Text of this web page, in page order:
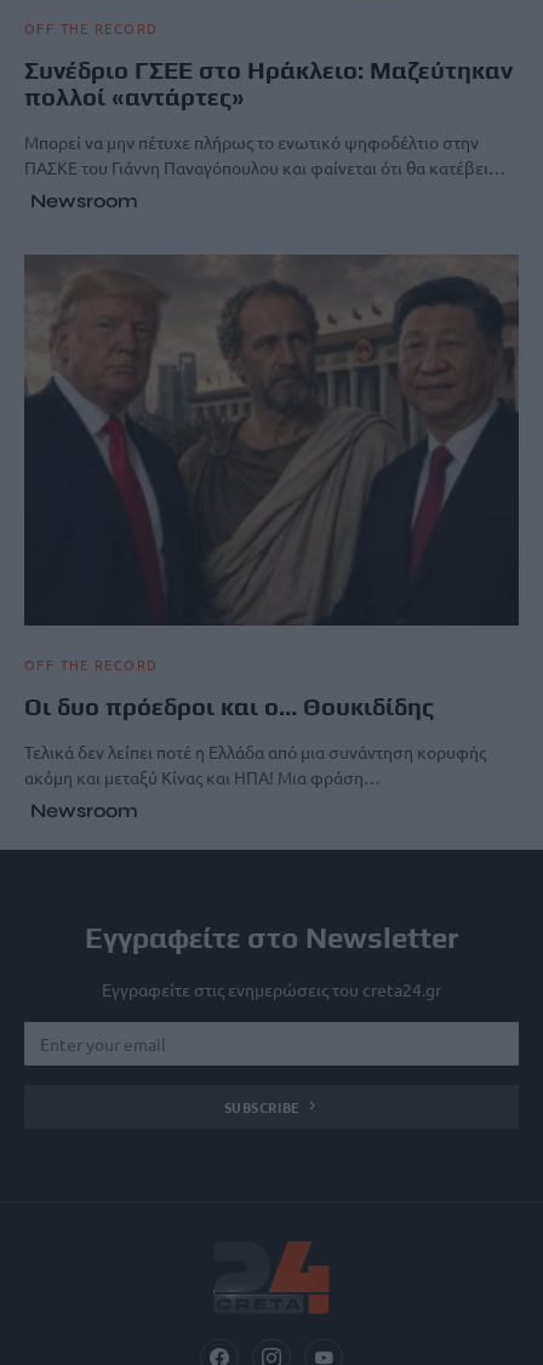
OFF THE RECORD
Συνέδριο ΓΣΕΕ στο Ηράκλειο: Μαζεύτηκαν
πολλοί «αντάρτες»
Μπορεί να μην πέτυχε πλήρως το ενωτικό ψηφοδέλτιο στην
ΠΑΣΚΕ του Γιάννη Παναγόπουλου και φαίνεται ότι θα κατέβει…
Newsroom
OFF THE RECORD
Οι δυο πρόεδροι και ο… Θουκιδίδης
Τελικά δεν λείπει ποτέ η Ελλάδα από μια συνάντηση κορυφής
ακόμη και μεταξύ Κίνας και ΗΠΑ! Μια φράση…
Newsroom
Εγγραφείτε στο Newsletter
Εγγραφείτε στις ενημερώσεις του creta24.gr
SUBSCRIBE